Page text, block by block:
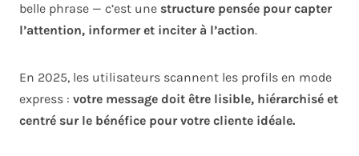
belle phrase — c’est une structure pensée pour capter
l’attention, informer et inciter à l’action.
En 2025, les utilisateurs scannent les profils en mode
express : votre message doit être lisible, hiérarchisé et
centré sur le bénéfice pour votre cliente idéale.